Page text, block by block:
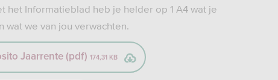
Informatieblad heb je helder op 1 A4 wat je
wat we van jou verwachten.
Jaarrente (pdf) 174,31 KB